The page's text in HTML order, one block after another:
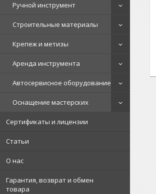
Ручной инструмент
Строительные материалы
Крепеж и метизы
Аренда инструмента
Автосервисное оборудование
Оснащение мастерских
Сертификаты и лицензии
Статьи
О нас
Гарантия, возврат и обмен
товара